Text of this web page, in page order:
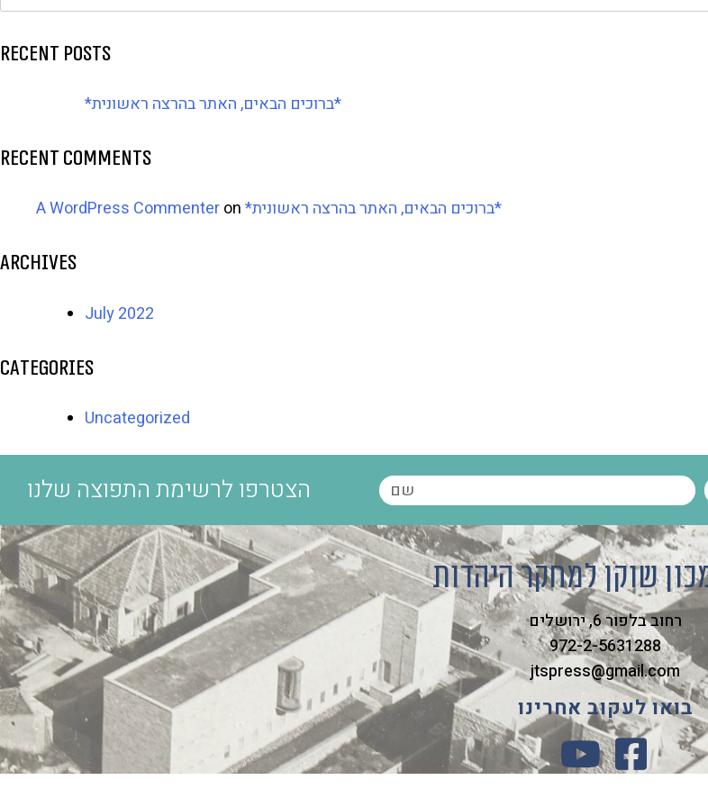
Recent Posts
*ברוכים הבאים, האתר בהרצה ראשונית*
Recent Comments
A WordPress Commenteron *ברוכים הבאים, האתר בהרצה ראשונית*
Archives
July 2022
Categories
Uncategorized
הצטרפו לרשימת התפוצה שלנו
רחוב בלפור 6, ירושלים
972-2-5631288
jtspress@gmail.com
בואו לעקוב אחרינו